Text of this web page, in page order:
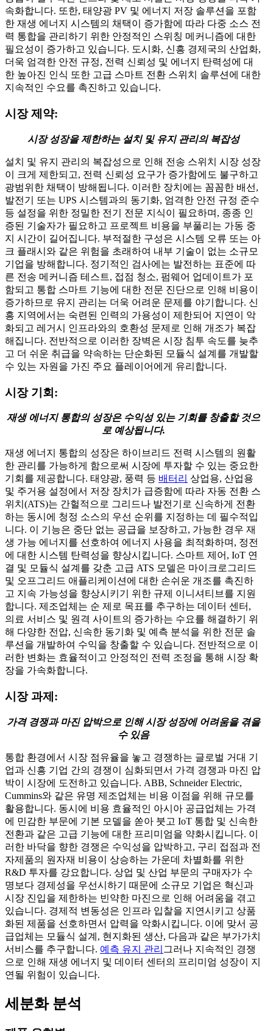
속화합니다. 또한, 태양광 PV 및 에너지 저장 솔루션을 포함
한 재생 에너지 시스템의 채택이 증가함에 따라 다중 소스 전
력 통합을 관리하기 위한 안정적인 스위칭 메커니즘에 대한
필요성이 증가하고 있습니다. 도시화, 신흥 경제국의 산업화,
더욱 엄격한 안전 규정, 전력 신뢰성 및 에너지 탄력성에 대
한 높아진 인식 또한 고급 스마트 전환 스위치 솔루션에 대한
지속적인 수요를 촉진하고 있습니다.
시장 제약:
시장 성장을 제한하는 설치 및 유지 관리의 복잡성
설치 및 유지 관리의 복잡성으로 인해 전송 스위치 시장 성장
이 크게 제한되고, 전력 신뢰성 요구가 증가함에도 불구하고
광범위한 채택이 방해됩니다. 이러한 장치에는 꼼꼼한 배선,
발전기 또는 UPS 시스템과의 동기화, 엄격한 안전 규정 준수
등 설정을 위한 정밀한 전기 전문 지식이 필요하며, 종종 인
증된 기술자가 필요하고 프로젝트 비용을 부풀리는 가동 중
지 시간이 길어집니다. 부적절한 구성은 시스템 오류 또는 아
크 플래시와 같은 위험을 초래하여 내부 기술이 없는 소규모
기업을 방해합니다. 정기적인 검사에는 발전하는 표준에 따
른 전송 메커니즘 테스트, 접점 청소, 펌웨어 업데이트가 포
함되고 통합 스마트 기능에 대한 전문 진단으로 인해 비용이
증가하므로 유지 관리는 더욱 어려운 문제를 야기합니다. 신
흥 지역에서는 숙련된 인력의 가용성이 제한되어 지연이 악
화되고 레거시 인프라와의 호환성 문제로 인해 개조가 복잡
해집니다. 전반적으로 이러한 장벽은 시장 침투 속도를 늦추
고 더 쉬운 취급을 약속하는 단순화된 모듈식 설계를 개발할
수 있는 자원을 가진 주요 플레이어에게 유리합니다.
시장 기회:
재생 에너지 통합의 성장은 수익성 있는 기회를 창출할 것으
로 예상됩니다.
재생 에너지 통합의 성장은 하이브리드 전력 시스템의 원활
한 관리를 가능하게 함으로써 시장에 투자할 수 있는 중요한
기회를 제공합니다. 태양광, 풍력 등 배터리 상업용, 산업용
및 주거용 설정에서 저장 장치가 급증함에 따라 자동 전환 스
위치(ATS)는 간헐적으로 그리드나 발전기로 신속하게 전환
하는 동시에 청정 소스의 우선 순위를 지정하는 데 필수적입
니다. 이 기능은 중단 없는 공급을 보장하고, 가능한 경우 재
생 가능 에너지를 선호하여 에너지 사용을 최적화하며, 정전
에 대한 시스템 탄력성을 향상시킵니다. 스마트 제어, IoT 연
결 및 모듈식 설계를 갖춘 고급 ATS 모델은 마이크로그리드
및 오프그리드 애플리케이션에 대한 손쉬운 개조를 촉진하
고 지속 가능성을 향상시키기 위한 규제 이니셔티브를 지원
합니다. 제조업체는 순 제로 목표를 추구하는 데이터 센터,
의료 서비스 및 원격 사이트의 증가하는 수요를 해결하기 위
해 다양한 전압, 신속한 동기화 및 예측 분석을 위한 전문 솔
루션을 개발하여 수익을 창출할 수 있습니다. 전반적으로 이
러한 변화는 효율적이고 안정적인 전력 조정을 통해 시장 확
장을 가속화합니다.
시장 과제:
가격 경쟁과 마진 압박으로 인해 시장 성장에 어려움을 겪을
수 있음
통합 환경에서 시장 점유율을 놓고 경쟁하는 글로벌 거대 기
업과 신흥 기업 간의 경쟁이 심화되면서 가격 경쟁과 마진 압
박이 시장에 도전하고 있습니다. ABB, Schneider Electric,
Cummins와 같은 유명 제조업체는 비용 이점을 위해 규모를
활용합니다. 동시에 비용 효율적인 아시아 공급업체는 가격
에 민감한 부문에 기본 모델을 쏟아 붓고 IoT 통합 및 신속한
전환과 같은 고급 기능에 대한 프리미엄을 약화시킵니다. 이
러한 바닥을 향한 경쟁은 수익성을 압박하고, 구리 접점과 전
자제품의 원자재 비용이 상승하는 가운데 차별화를 위한
R&D 투자를 강요합니다. 상업 및 산업 부문의 구매자가 수
명보다 경제성을 우선시하기 때문에 소규모 기업은 혁신과
시장 진입을 제한하는 빈약한 마진으로 인해 어려움을 겪고
있습니다. 경제적 변동성은 인프라 입찰을 지연시키고 상품
화된 제품을 선호하면서 압력을 악화시킵니다. 이에 맞서 공
급업체는 모듈식 설계, 현지화된 생산, 다음과 같은 부가가치
서비스를 추구합니다. 예측 유지 관리 그러나 지속적인 경쟁
으로 인해 재생 에너지 및 데이터 센터의 프리미엄 성장이 지
연될 위험이 있습니다.
세분화 분석